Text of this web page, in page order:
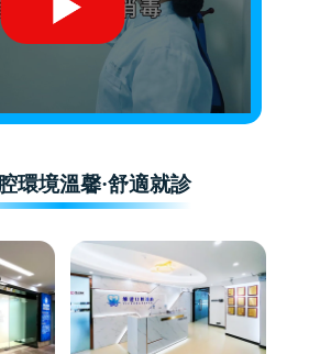
環境溫馨·舒適就診